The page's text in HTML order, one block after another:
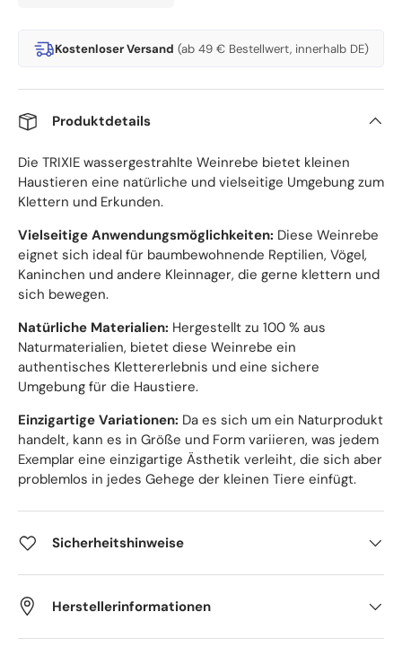
Kostenloser Versand (ab 49 € Bestellwert, innerhalb DE)
Produktdetails
Die TRIXIE wassergestrahlte Weinrebe bietet kleinen
Haustieren eine natürliche und vielseitige Umgebung zum
Klettern und Erkunden.
Vielseitige Anwendungsmöglichkeiten: Diese Weinrebe
eignet sich ideal für baumbewohnende Reptilien, Vögel,
Kaninchen und andere Kleinnager, die gerne klettern und
sich bewegen.
Natürliche Materialien: Hergestellt zu 100 % aus
Naturmaterialien, bietet diese Weinrebe ein
authentisches Klettererlebnis und eine sichere
Umgebung für die Haustiere.
Einzigartige Variationen: Da es sich um ein Naturprodukt
handelt, kann es in Größe und Form variieren, was jedem
Exemplar eine einzigartige Ästhetik verleiht, die sich aber
problemlos in jedes Gehege der kleinen Tiere einfügt.
Sicherheitshinweise
Herstellerinformationen